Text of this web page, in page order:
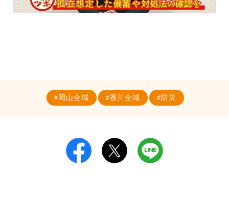
岡山全域 香川全域 防災